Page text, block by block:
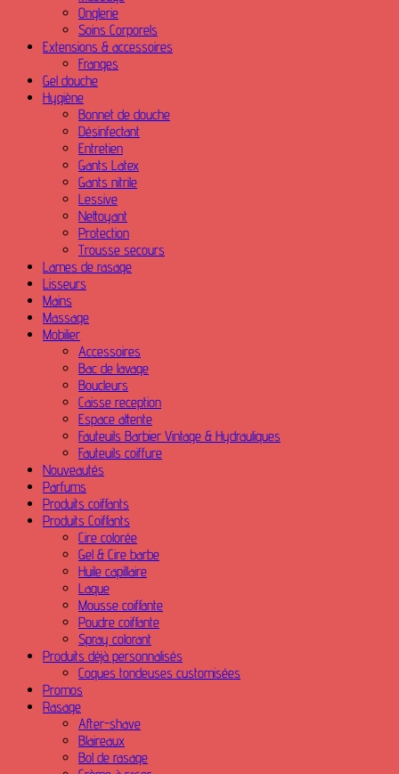
Onglerie
Soins Corporels
Extensions & accessoires
Franges
Gel douche
Hygiène
Bonnet de douche
Désinfectant
Entretien
Gants Latex
Gants nitrile
Lessive
Nettoyant
Protection
Trousse secours
Lames de rasage
Lisseurs
Mains
Massage
Mobilier
Accessoires
Bac de lavage
Boucleurs
Caisse reception
Espace attente
Fauteuils Barbier Vintage & Hydrauliques
Fauteuils coiffure
Nouveautés
Parfums
Produits coiffants
Produits Coiffants
Cire colorée
Gel & Cire barbe
Huile capillaire
Laque
Mousse coiffante
Poudre coiffante
Spray colorant
Produits déjà personnalisés
Coques tondeuses customisées
Promos
Rasage
After-shave
Blaireaux
Bol de rasage